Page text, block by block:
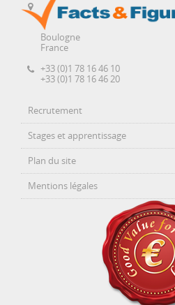
Boulogne
France
+33 (0)1 78 16 46 10
+33 (0)1 78 16 46 20
Recrutement
Stages et apprentissage
Plan du site
Mentions légales